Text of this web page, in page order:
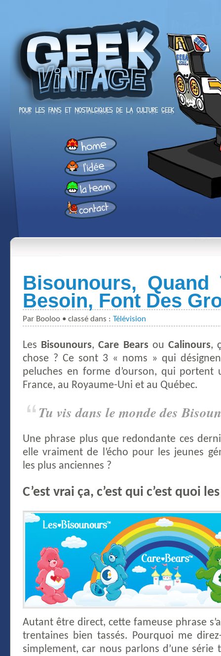
Bisounours,
Besoin, Font Des
Par Booloo • classé dans : Télévision
Les Bisounours,Care BearsouCalinours,
chose ? Ce sont 3 « noms » qui
peluches en forme d’ourson, qui
France, au Royaume-Uni et au Québec.
Tu vis dans le monde des
Une phrase plus que redondante ces
elle vraiment de l’écho pour les jeunes
les plus anciennes ?
C’est vrai ça, c’est qui c’est quoi
Autant être direct, cette fameuse phrase
trentaines bien tassés. Pourquoi me
simplement, car nous parlons d’une série